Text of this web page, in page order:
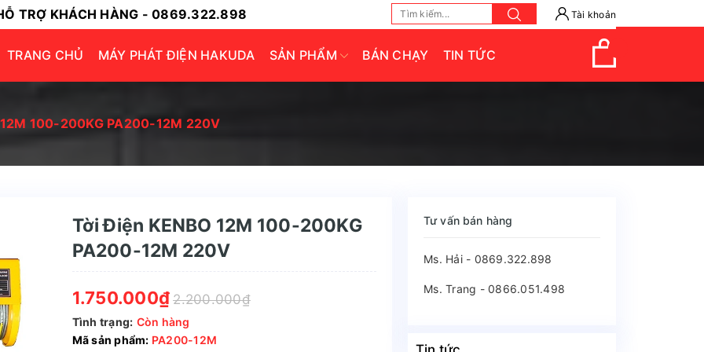
TRỢ KHÁCH HÀNG - 0869.322.898 Tài khoản
TRANG CHỦ MÁY PHÁT ĐIỆN HAKUDA SẢN PHẨM BÁN CHẠY TIN TỨC
100-200KG PA200-12M 220V
Tời Điện KENBO 12M 100-200KG
PA200-12M 220V
1.750.000₫ 2.200.000₫
Tình trạng: Còn hàng
Mã sản phẩm: PA200-12M
Tư vấn bán hàng
Ms. Hải - 0869.322.898
Ms. Trang - 0866.051.498